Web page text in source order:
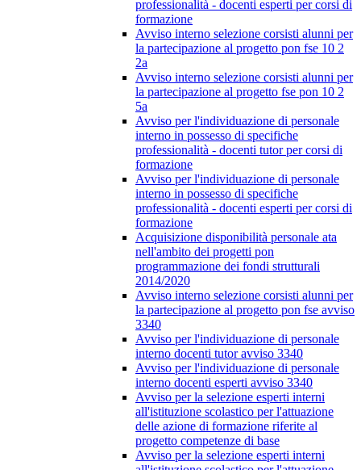
professionalità - docenti esperti per corsi di
formazione
Avviso interno selezione corsisti alunni per
la partecipazione al progetto pon fse 10 2
2a
Avviso interno selezione corsisti alunni per
la partecipazione al progetto fse pon 10 2
5a
Avviso per l'individuazione di personale
interno in possesso di specifiche
professionalità - docenti tutor per corsi di
formazione
Avviso per l'individuazione di personale
interno in possesso di specifiche
professionalità - docenti esperti per corsi di
formazione
Acquisizione disponibilità personale ata
nell'ambito dei progetti pon
programmazione dei fondi strutturali
2014/2020
Avviso interno selezione corsisti alunni per
la partecipazione al progetto pon fse avviso
3340
Avviso per l'individuazione di personale
interno docenti tutor avviso 3340
Avviso per l'individuazione di personale
interno docenti esperti avviso 3340
Avviso per la selezione esperti interni
all'istituzione scolastico per l'attuazione
delle azione di formazione riferite al
progetto competenze di base
Avviso per la selezione esperti interni